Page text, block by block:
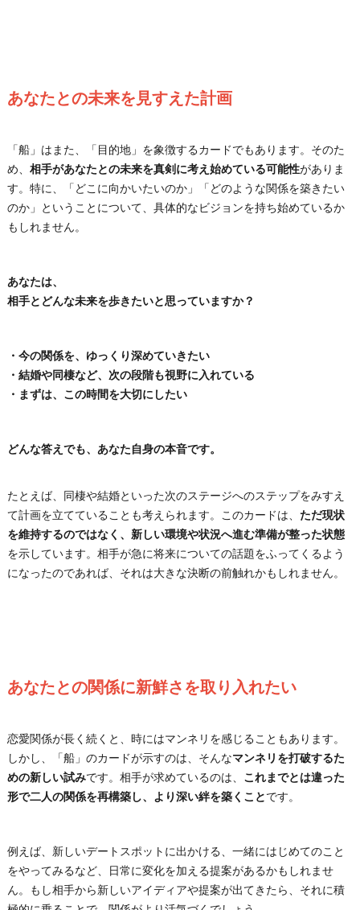
あなたとの未来を見すえた計画
「船」はまた、「目的地」を象徴するカードでもあります。そのた
め、 相手があなたとの未来を真剣に考え始めている可能性がありま
す。特に、「どこに向かいたいのか」「どのような関係を築きたい
のか」ということについて、具体的なビジョンを持ち始めているか
もしれません。
あなたは、
相手とどんな未来を歩きたいと思っていますか？
・今の関係を、ゆっくり深めていきたい
・結婚や同棲など、次の段階も視野に入れている
・まずは、この時間を大切にしたい
どんな答えでも、あなた自身の本音です。
たとえば、同棲や結婚といった次のステージへのステップをみすえ
て計画を立てていることも考えられます。このカードは、 ただ現状
を維持するのではなく、新しい環境や状況へ進む準備が整った状態
を示しています。相手が急に将来についての話題をふってくるよう
になったのであれば、それは大きな決断の前触れかもしれません。
あなたとの関係に新鮮さを取り入れたい
恋愛関係が長く続くと、時にはマンネリを感じることもあります。
しかし、「船」のカードが示すのは、そんなマンネリを打破するた
めの新しい試みです。相手が求めているのは、 これまでとは違った
形で二人の関係を再構築し、より深い絆を築くことです。
例えば、新しいデートスポットに出かける、一緒にはじめてのこと
をやってみるなど、日常に変化を加える提案があるかもしれませ
ん。もし相手から新しいアイディアや提案が出てきたら、それに積